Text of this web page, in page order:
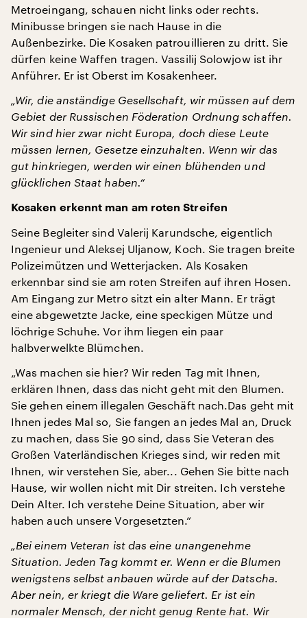
Metroeingang, schauen nicht links oder rechts.
Minibusse bringen sie nach Hause in die
Außenbezirke. Die Kosaken patrouillieren zu dritt. Sie
dürfen keine Waffen tragen. Vassilij Solowjow ist ihr
Anführer. Er ist Oberst im Kosakenheer.
„Wir, die anständige Gesellschaft, wir müssen auf dem
Gebiet der Russischen Föderation Ordnung schaffen.
Wir sind hier zwar nicht Europa, doch diese Leute
müssen lernen, Gesetze einzuhalten. Wenn wir das
gut hinkriegen, werden wir einen blühenden und
glücklichen Staat haben.“
Kosaken erkennt man am roten Streifen
Seine Begleiter sind Valerij Karundsche, eigentlich
Ingenieur und Aleksej Uljanow, Koch. Sie tragen breite
Polizeimützen und Wetterjacken. Als Kosaken
erkennbar sind sie am roten Streifen auf ihren Hosen.
Am Eingang zur Metro sitzt ein alter Mann. Er trägt
eine abgewetzte Jacke, eine speckigen Mütze und
löchrige Schuhe. Vor ihm liegen ein paar
halbverwelkte Blümchen.
„Was machen sie hier? Wir reden Tag mit Ihnen,
erklären Ihnen, dass das nicht geht mit den Blumen.
Sie gehen einem illegalen Geschäft nach.Das geht mit
Ihnen jedes Mal so, Sie fangen an jedes Mal an, Druck
zu machen, dass Sie 90 sind, dass Sie Veteran des
Großen Vaterländischen Krieges sind, wir reden mit
Ihnen, wir verstehen Sie, aber... Gehen Sie bitte nach
Hause, wir wollen nicht mit Dir streiten. Ich verstehe
Dein Alter. Ich verstehe Deine Situation, aber wir
haben auch unsere Vorgesetzten.“
„Bei einem Veteran ist das eine unangenehme
Situation. Jeden Tag kommt er. Wenn er die Blumen
wenigstens selbst anbauen würde auf der Datscha.
Aber nein, er kriegt die Ware geliefert. Er ist ein
normaler Mensch, der nicht genug Rente hat. Wir